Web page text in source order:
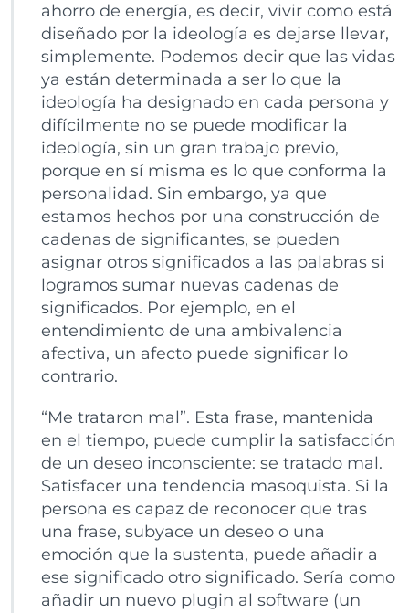
ahorro de energía, es decir, vivir como está
diseñado por la ideología es dejarse llevar,
simplemente. Podemos decir que las vidas
ya están determinada a ser lo que la
ideología ha designado en cada persona y
difícilmente no se puede modificar la
ideología, sin un gran trabajo previo,
porque en sí misma es lo que conforma la
personalidad. Sin embargo, ya que
estamos hechos por una construcción de
cadenas de significantes, se pueden
asignar otros significados a las palabras si
logramos sumar nuevas cadenas de
significados. Por ejemplo, en el
entendimiento de una ambivalencia
afectiva, un afecto puede significar lo
contrario.
“Me trataron mal”. Esta frase, mantenida
en el tiempo, puede cumplir la satisfacción
de un deseo inconsciente: se tratado mal.
Satisfacer una tendencia masoquista. Si la
persona es capaz de reconocer que tras
una frase, subyace un deseo o una
emoción que la sustenta, puede añadir a
ese significado otro significado. Sería como
añadir un nuevo plugin al software (un